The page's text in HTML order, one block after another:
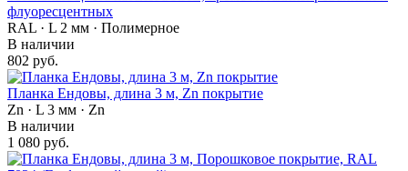
флуоресцентных
RAL · L 2 мм · Полимерное
В наличии
802 руб.
Планка Ендовы, длина 3 м, Zn покрытие
Zn · L 3 мм · Zn
В наличии
1 080 руб.